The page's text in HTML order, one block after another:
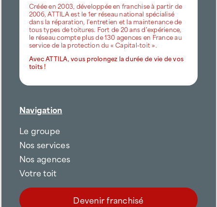
Créée en 2003, développée en franchise à partir de
2006, ATTILA est le 1er réseau national spécialisé
dans la réparation, l’entretien et la maintenance de
tous types de toitures. Fort de 20 ans d’expérience,
le réseau compte plus de 130 agences en France au
service de la protection du « Capital-toit ».
Avec ATTILA, vous prolongez la durée de vie de vos
toits !
Navigation
Le groupe
Nos services
Nos agences
Votre toit
Devenir franchisé